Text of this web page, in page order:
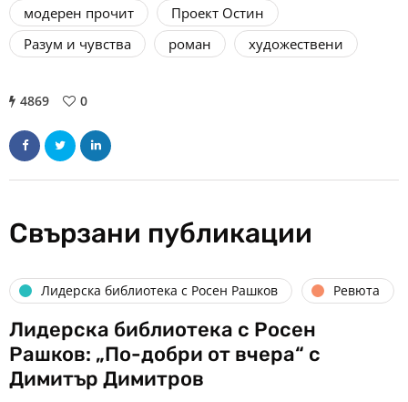
модерен прочит
Проект Остин
Разум и чувства
роман художествени
4869 0
Свързани публикации
Лидерска библиотека с Росен Рашков Ревюта
Лидерска библиотека с Росен
Рашков: „По-добри от вчера“ с
Димитър Димитров